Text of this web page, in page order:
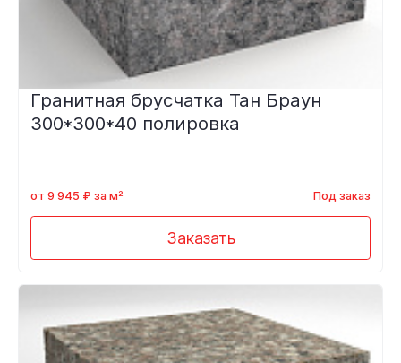
Гранитная брусчатка Тан Браун
300*300*40 полировка
от 9 945 ₽ за м² Под заказ
Заказать